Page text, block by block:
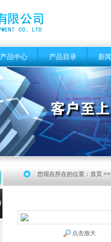
产品中心 产品目录 新
您现在所在的位置： 首页
点击放大